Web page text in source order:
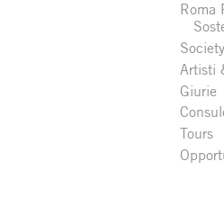
Roma
Artisti
Giurie
Tours